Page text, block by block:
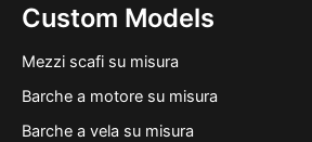
Custom Models
Mezzi scafi su misura
Barche a motore su misura
Barche a vela su misura